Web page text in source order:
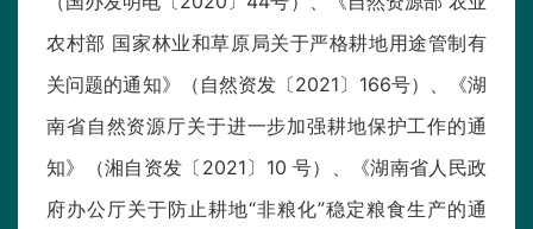
农村部 国家林业和草原局关于严格耕地用途管制有
关问题的通知》（自然资发〔2021〕166号）、《湖
南省自然资源厅关于进一步加强耕地保护工作的通
知》（湘自资发〔2021〕10 号）、《湖南省人民政
府办公厅关于防止耕地“非粮化”稳定粮食生产的通